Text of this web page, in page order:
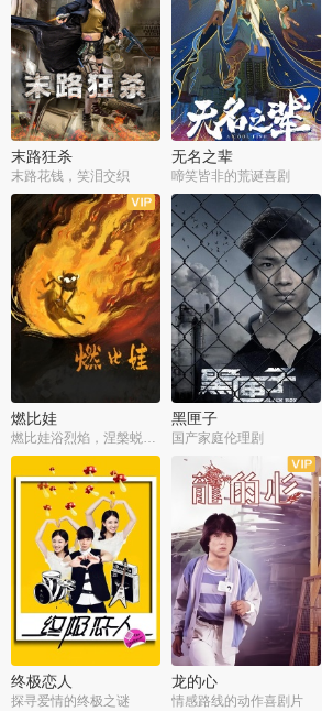
末路狂杀
末路花钱，笑泪交织
无名之辈
啼笑皆非的荒诞喜剧
燃比娃
燃比娃浴烈焰，涅槃蜕变成人
黑匣子
国产家庭伦理剧
终极恋人
探寻爱情的终极之谜
龙的心
情感路线的动作喜剧片